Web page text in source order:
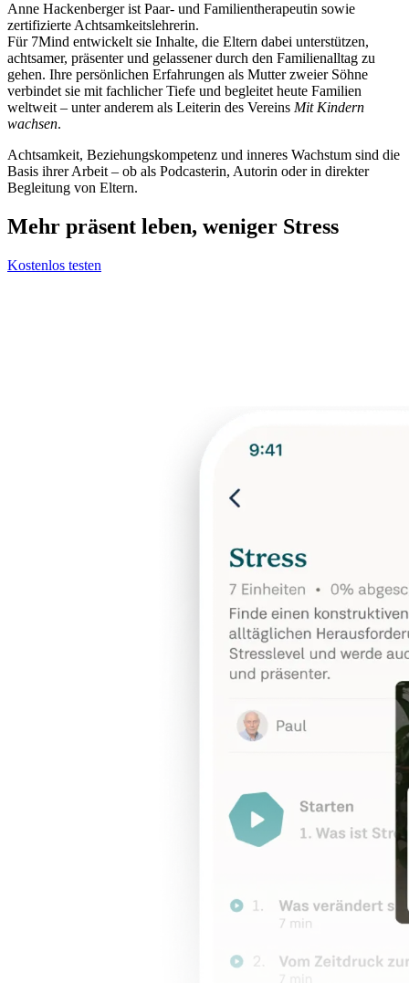
Anne Hackenberger ist Paar- und Familientherapeutin sowie
zertifizierte Achtsamkeitslehrerin.
Für 7Mind entwickelt sie Inhalte, die Eltern dabei unterstützen,
achtsamer, präsenter und gelassener durch den Familienalltag zu
gehen. Ihre persönlichen Erfahrungen als Mutter zweier Söhne
verbindet sie mit fachlicher Tiefe und begleitet heute Familien
weltweit – unter anderem als Leiterin des Vereins Mit Kindern
wachsen.
Achtsamkeit, Beziehungskompetenz und inneres Wachstum sind die
Basis ihrer Arbeit – ob als Podcasterin, Autorin oder in direkter
Begleitung von Eltern.
Mehr präsent leben, weniger Stress
Kostenlos testen